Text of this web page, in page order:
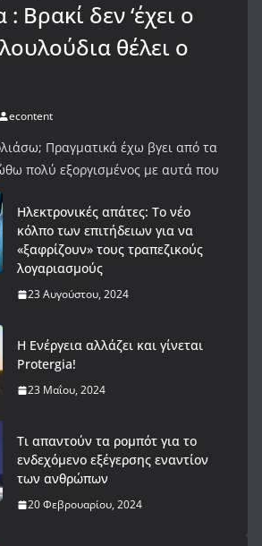
Βρακί δεν ‘έχει ο
θέλει ο
econtent
Πραγματικά έχω βγει από τα
πολύ εξοργισμένος με αυτά που
Ηλεκτρονικές απάτες: Το νέο
κόλπο των επιτήδειων για να
«ξαφρίζουν» τους τραπεζικούς
λογαριασμούς
23 Αυγούστου, 2024
Η Ενέργεια αλλάζει και γίνεται
Protergia!
23 Μαΐου, 2024
Τι απαντούν τα ρομπότ για το
ενδεχόμενο εξέγερσης εναντίον
των ανθρώπων
20 Φεβρουαρίου, 2024